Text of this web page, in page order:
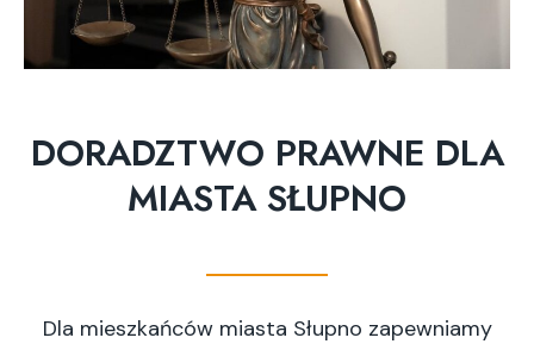
DORADZTWO PRAWNE DLA
MIASTA SŁUPNO
Dla mieszkańców miasta Słupno zapewniamy